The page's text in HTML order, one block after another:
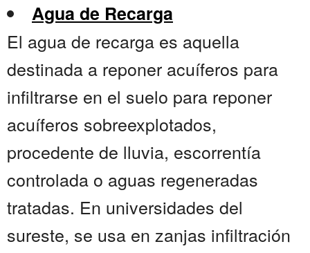
Agua de Recarga
El agua de recarga es aquella
destinada a reponer acuíferos para
infiltrarse en el suelo para reponer
acuíferos sobreexplotados,
procedente de lluvia, escorrentía
controlada o aguas regeneradas
tratadas. En universidades del
sureste, se usa en zanjas infiltración